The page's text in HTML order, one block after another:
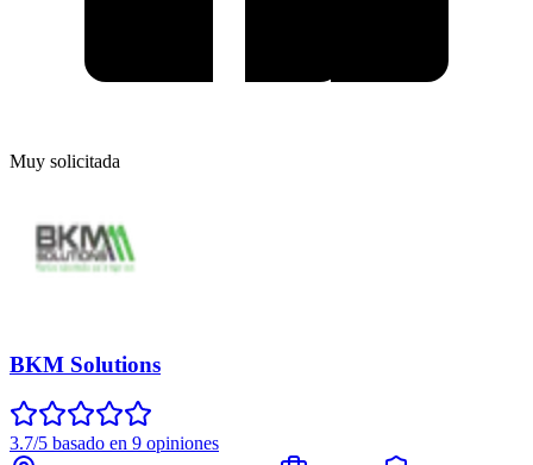
Muy solicitada
BKM Solutions
3.7/5 basado en 9 opiniones